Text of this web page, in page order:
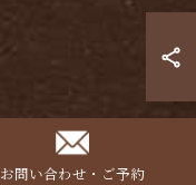
お問い合わせ・ご予約